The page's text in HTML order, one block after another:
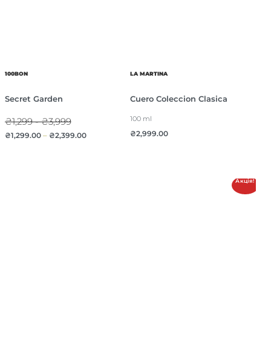
100BON
Secret Garden
₴1,299 - ₴3,999
₴1,299.00– ₴2,399.00
LA MARTINA
Cuero Coleccion Clasica
100 ml
₴2,999.00
Акція!